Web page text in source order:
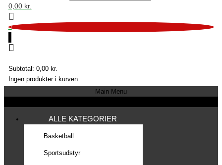
0,00 kr.
0
Subtotal: 0,00 kr.
Ingen produkter i kurven
Main Menu
ALLE KATEGORIER
Basketball
Sportsudstyr